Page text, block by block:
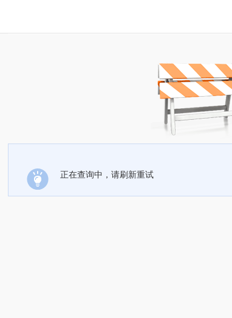
正在查询中，请刷新重试